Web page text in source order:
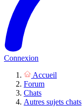
Connexion
Accueil
Forum
Chats
Autres sujets chats